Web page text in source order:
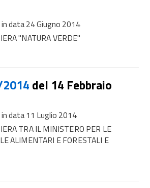
in data 24 Giugno 2014
"NATURA VERDE"
del 14 Febbraio
in data 11 Luglio 2014
TRA IL MINISTERO PER LE
ALIMENTARI E FORESTALI E